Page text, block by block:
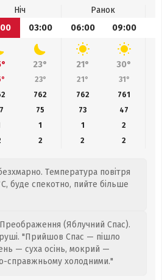
Ніч
Ранок
03:00 06:00 09:00
23° 21° 30°
23° 21° 31°
762 762 761
75 73 47
1 1
2
2 2 2
Температура повітря
буде спекотно, пийте більше
(Яблучний Спас).
"Прийшов Спас — пішло
— суха осінь, мокрий —
справжньому холодними."